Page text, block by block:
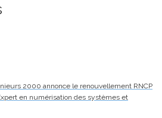
2000 annonce le renouvellement RNCP
en numérisation des systèmes et